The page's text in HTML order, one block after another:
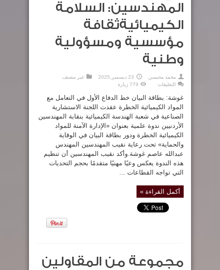
المهندسين: السلامة
الكيميائيةثقافة
مؤسسية ومسؤولية
وطنية
محمد محيسن 23 ديسمبر,2025
غير مصنف
التعليقات
ندوة
لكيماوية
المهندسين:
السلامة
الكيميائيةثقافة
مؤسسية
ومسؤولية
وطنية
مغلقة
779 زيارة
غوشة: بطاقة البيان خط الدفاع الأول في التعامل مع
المواد الكيميائية الخطرة عقدت اللجنة الاستشارية
الصناعية في شعبة الهندسة الكيميائية بنقابة المهندسين
الأردنيين ندوة علمية بعنوان «الإدارة الآمنة للمواد
الكيميائية الخطرة ودور بطاقة البيان في الوقاية
والحماية» تحت رعاية نقيب المهندسين المهندس
عبدالله عاصم غوشة.وأكد نقيب المهندسين أن تنظيم
هذه الندوة يعكس وعيًا مهنيًا متقدمًا بحجم التحديات
التي تواجه القطاعات ...
أكمل القراءة »
مجموعة من المقاولين